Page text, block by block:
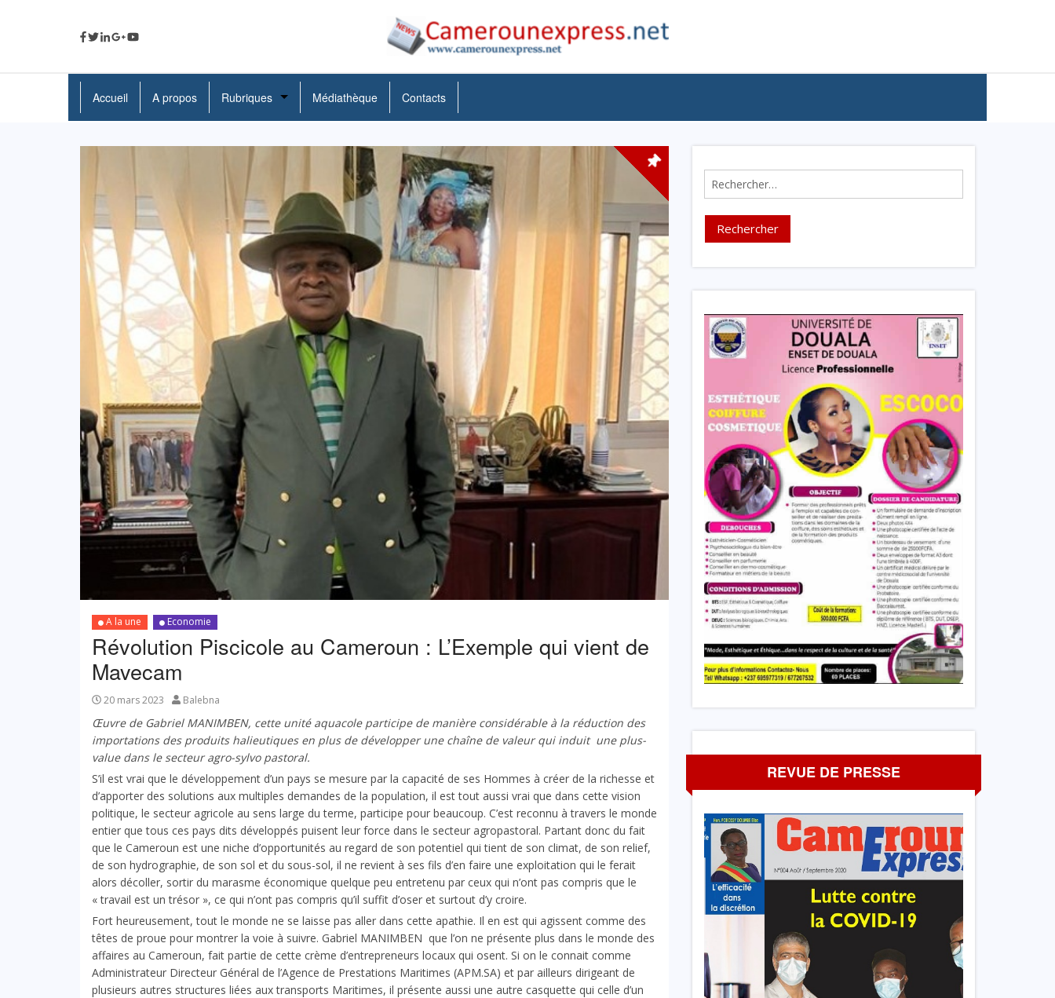
Accueil A propos Rubriques
Politique
Economie
Education
Société
Santé
Culture
Médiathèque Contacts
A la une Economie
Révolution Piscicole au Cameroun : L’Exemple qui vient de
Mavecam
20 mars 2023 Balebna
Œuvre de Gabriel MANIMBEN, cette unité aquacole participe de manière considérable à la réduction des
importations des produits halieutiques en plus de développer une chaîne de valeur qui induit une plus-
value dans le secteur agro-sylvo pastoral.
S’il est vrai que le développement d’un pays se mesure par la capacité de ses Hommes à créer de la richesse et
d’apporter des solutions aux multiples demandes de la population, il est tout aussi vrai que dans cette vision
politique, le secteur agricole au sens large du terme, participe pour beaucoup. C’est reconnu à travers le monde
entier que tous ces pays dits développés puisent leur force dans le secteur agropastoral. Partant donc du fait
que le Cameroun est une niche d’opportunités au regard de son potentiel qui tient de son climat, de son relief,
de son hydrographie, de son sol et du sous-sol, il ne revient à ses fils d’en faire une exploitation qui le ferait
alors décoller, sortir du marasme économique quelque peu entretenu par ceux qui n’ont pas compris que le
« travail est un trésor », ce qui n’ont pas compris qu’il suffit d’oser et surtout d’y croire.
Fort heureusement, tout le monde ne se laisse pas aller dans cette apathie. Il en est qui agissent comme des
têtes de proue pour montrer la voie à suivre. Gabriel MANIMBEN que l’on ne présente plus dans le monde des
affaires au Cameroun, fait partie de cette crème d’entrepreneurs locaux qui osent. Si on le connait comme
Administrateur Directeur Général de l’Agence de Prestations Maritimes (APM.SA) et par ailleurs dirigeant de
plusieurs autres structures liées aux transports Maritimes, il présente aussi une autre casquette qui celle d’un
Rechercher :
REVUE DE PRESSE